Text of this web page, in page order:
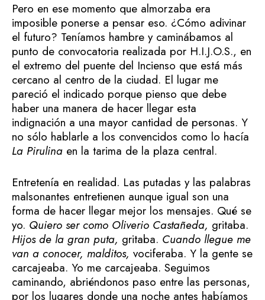
Pero en ese momento que almorzaba era
imposible ponerse a pensar eso. ¿Cómo adivinar
el futuro? Teníamos hambre y caminábamos al
punto de convocatoria realizada por H.I.J.O.S., en
el extremo del puente del Incienso que está más
cercano al centro de la ciudad. El lugar me
pareció el indicado porque pienso que debe
haber una manera de hacer llegar esta
indignación a una mayor cantidad de personas. Y
no sólo hablarle a los convencidos como lo hacía
La Pirulina en la tarima de la plaza central.
Entretenía en realidad. Las putadas y las palabras
malsonantes entretienen aunque igual son una
forma de hacer llegar mejor los mensajes. Qué se
yo. Quiero ser como Oliverio Castañeda, gritaba.
Hijos de la gran puta, gritaba. Cuando llegue me
van a conocer, malditos, vociferaba. Y la gente se
carcajeaba. Yo me carcajeaba. Seguimos
caminando, abriéndonos paso entre las personas,
por los lugares donde una noche antes habíamos